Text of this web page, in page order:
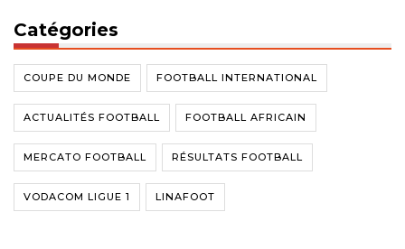
Catégories
COUPE DU MONDE FOOTBALL INTERNATIONAL
ACTUALITÉS FOOTBALL FOOTBALL AFRICAIN
MERCATO FOOTBALL RÉSULTATS FOOTBALL
VODACOM LIGUE 1 LINAFOOT